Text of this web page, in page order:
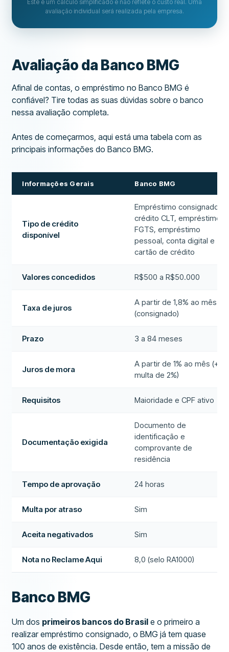
Este é um cálculo simplificado e não reflete o custo real. Uma
avaliação individual será realizada pela empresa.
Avaliação da Banco BMG
Afinal de contas, o empréstimo no Banco BMG é
confiável? Tire todas as suas dúvidas sobre o banco
nessa avaliação completa.
Antes de começarmos, aqui está uma tabela com as
principais informações do Banco BMG.
Informações Gerais Banco BMG
Tipo de crédito
disponível
Empréstimo consignado,
crédito CLT, empréstimo
FGTS, empréstimo
pessoal, conta digital e
cartão de crédito
Valores concedidos R$500 a R$50.000
Taxa de juros
A partir de 1,8% ao mês
(consignado)
Prazo 3 a 84 meses
Juros de mora
A partir de 1% ao mês (+
multa de 2%)
Requisitos Maioridade e CPF ativo
Documentação exigida
Documento de
identificação e
comprovante de
residência
Tempo de aprovação 24 horas
Multa por atraso Sim
Aceita negativados Sim
Nota no Reclame Aqui 8,0 (selo RA1000)
Banco BMG
Um dos primeiros bancos do Brasil e o primeiro a
realizar empréstimo consignado, o BMG já tem quase
100 anos de existência. Desde então, tem a missão de